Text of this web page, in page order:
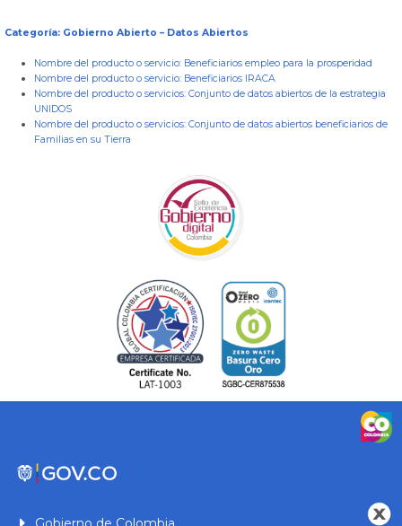
Categoría: Gobierno Abierto – Datos Abiertos
Nombre del producto o servicio: Beneficiarios empleo para la prosperidad
Nombre del producto o servicio: Beneficiarios IRACA
Nombre del producto o servicios: Conjunto de datos abiertos de la estrategia
UNIDOS
Nombre del producto o servicios: Conjunto de datos abiertos beneficiarios de
Familias en su Tierra